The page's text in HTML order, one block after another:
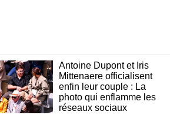
Antoine Dupont et Iris
Mittenaere officialisent
enfin leur couple : La
photo qui enflamme les
réseaux sociaux